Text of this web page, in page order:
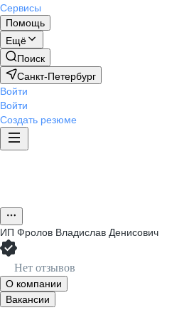
Сервисы
Помощь
Ещё
Поиск
Санкт-Петербург
Войти
Войти
Создать резюме
ИП Фролов Владислав Денисович
Нет отзывов
О компании
Вакансии